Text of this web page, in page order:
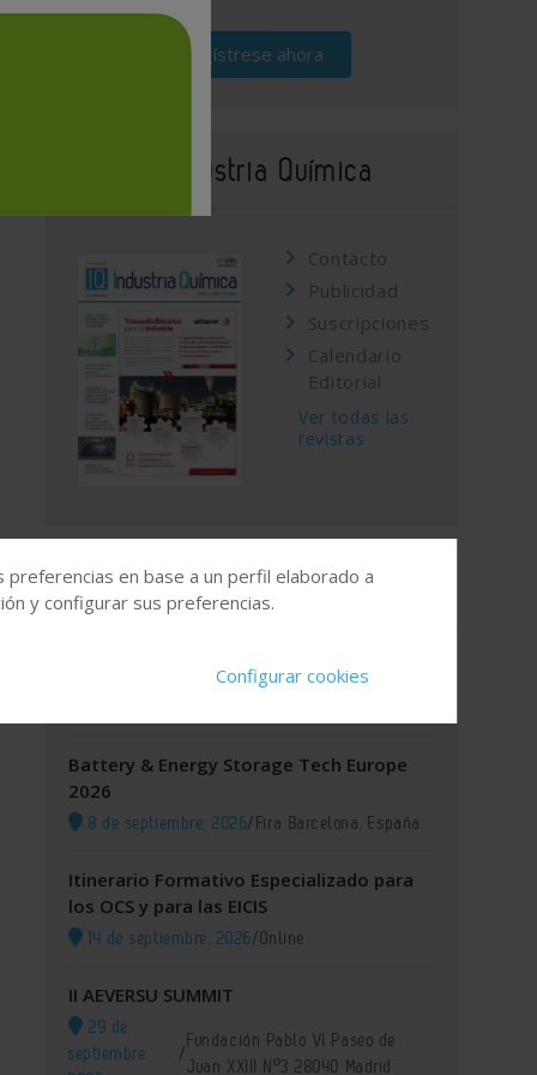
Regístrese ahora
Revista Industria Química
Contacto
Publicidad
Suscripciones
Calendario
Editorial
Ver todas las
revistas
Agenda
XI GREEN IUPAC 2026
Battery & Energy Storage Tech Europe
2026
8 de septiembre, 2026/Fira Barcelona, España
Itinerario Formativo Especializado para
los OCS y para las EICIS
14 de septiembre, 2026/Online
II AEVERSU SUMMIT
29 de
septiembre,
/
Fundación Pablo VI Paseo de
Juan XXIII Nº3 28040 Madrid
en base a un perfil elaborado a
y configurar sus preferencias.
Configurar cookies